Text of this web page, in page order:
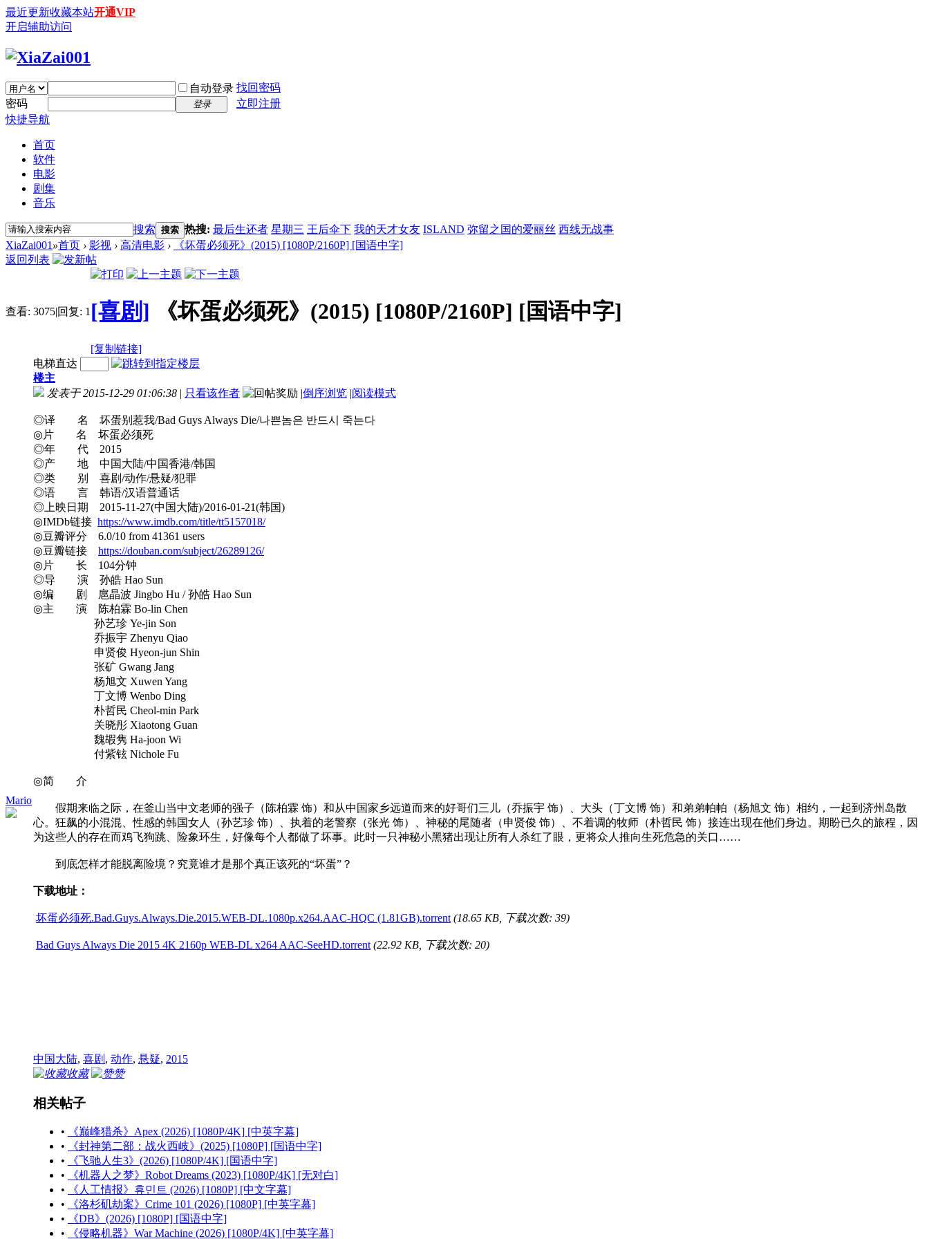
最近更新收藏本站开通VIP
开启辅助访问
自动登录 找回密码
密码
登录
立即注册
快捷导航
首页
软件
电影
剧集
音乐
搜索 搜索 热搜: 最后生还者 星期三 王后伞下 我的天才女友 ISLAND 弥留之国的爱丽丝 西线无战事
XiaZai001 »首页 › 影视 › 高清电影 ›
《坏蛋必须死》(2015) [1080P/2160P] [国语中字]
返回列表
查看: 3075|回复: 1 [喜剧] 《坏蛋必须死》(2015) [1080P/2160P] [国语中字]
[复制链接]
Mario
电梯直达
楼主
发表于 2015-12-29 01:06:38 | 只看该作者 |倒序浏览 |阅读模式
◎译 名 坏蛋别惹我/Bad Guys Always Die/나쁜놈은 반드시 죽는다
◎片 名 坏蛋必须死
◎年 代 2015
◎产 地 中国大陆/中国香港/韩国
◎类 别 喜剧/动作/悬疑/犯罪
◎语 言 韩语/汉语普通话
◎上映日期 2015-11-27(中国大陆)/2016-01-21(韩国)
◎IMDb链接 https://www.imdb.com/title/tt5157018/
◎豆瓣评分 6.0/10 from 41361 users
◎豆瓣链接 https://douban.com/subject/26289126/
◎片 长 104分钟
◎导 演 孙皓 Hao Sun
◎编 剧 扈晶波 Jingbo Hu / 孙皓 Hao Sun
◎主 演 陈柏霖 Bo-lin Chen
孙艺珍 Ye-jin Son
乔振宇 Zhenyu Qiao
申贤俊 Hyeon-jun Shin
张矿 Gwang Jang
杨旭文 Xuwen Yang
丁文博 Wenbo Ding
朴哲民 Cheol-min Park
关晓彤 Xiaotong Guan
魏嘏隽 Ha-joon Wi
付紫铉 Nichole Fu
◎简 介
假期来临之际，在釜山当中文老师的强子（陈柏霖 饰）和从中国家乡远道而来的好哥们三儿（乔振宇 饰）、大头（丁文博 饰）和弟弟帕帕（杨旭文 饰）相约，一起到济州岛散
心。狂飙的小混混、性感的韩国女人（孙艺珍 饰）、执着的老警察（张光 饰）、神秘的尾随者（申贤俊 饰）、不着调的牧师（朴哲民 饰）接连出现在他们身边。期盼已久的旅程，因
为这些人的存在而鸡飞狗跳、险象环生，好像每个人都做了坏事。此时一只神秘小黑猪出现让所有人杀红了眼，更将众人推向生死危急的关口……
到底怎样才能脱离险境？究竟谁才是那个真正该死的“坏蛋”？
下载地址：
坏蛋必须死.Bad.Guys.Always.Die.2015.WEB-DL.1080p.x264.AAC-HQC (1.81GB).torrent (18.65 KB, 下载次数: 39)
Bad Guys Always Die 2015 4K 2160p WEB-DL x264 AAC-SeeHD.torrent (22.92 KB, 下载次数: 20)
中国大陆, 喜剧 , 动作, 悬疑, 2015
收藏
赞
相关帖子
•
《巅峰猎杀》Apex (2026) [1080P/4K] [中英字幕]
•
《封神第二部：战火西岐》(2025) [1080P] [国语中字]
•
《飞驰人生3》(2026) [1080P/4K] [国语中字]
•
《机器人之梦》Robot Dreams (2023) [1080P/4K] [无对白]
•
《人工情报》휴민트 (2026) [1080P] [中文字幕]
•
《洛杉矶劫案》Crime 101 (2026) [1080P] [中英字幕]
•
《DB》(2026) [1080P] [国语中字]
•
《侵略机器》War Machine (2026) [1080P/4K] [中英字幕]